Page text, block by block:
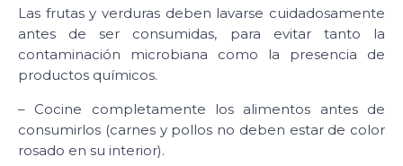
Las frutas y verduras deben lavarse cuidadosamente
antes de ser consumidas, para evitar tanto la
contaminación microbiana como la presencia de
productos químicos.
– Cocine completamente los alimentos antes de
consumirlos (carnes y pollos no deben estar de color
rosado en su interior).